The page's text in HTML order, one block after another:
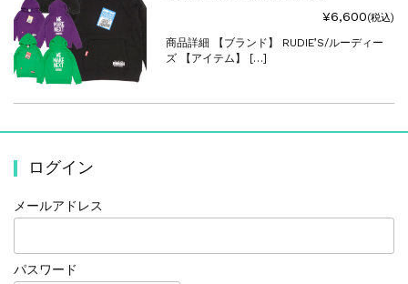
¥6,600(税込)
商品詳細 【ブランド】 RUDIE’S/ルーディー
ズ 【アイテム】 […]
ログイン
メールアドレス
パスワード